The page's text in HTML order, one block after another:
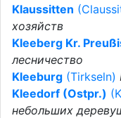
Klaussitten
хозяйств
Kleeberg Kr.
лесничество
Kleeburg (Tirkseln)
Kleedorf (Ostpr.)
небольших